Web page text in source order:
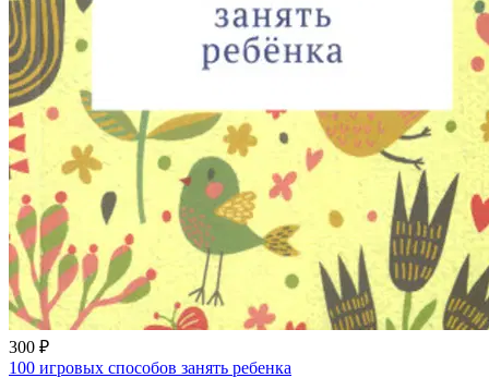
300 ₽
100 игровых способов занять ребенка